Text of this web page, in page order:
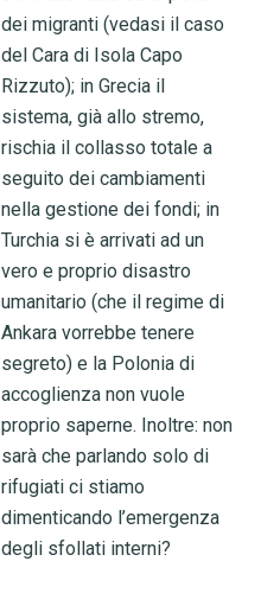
dei migranti (vedasi il caso
del Cara di Isola Capo
Rizzuto); in Grecia il
sistema, già allo stremo,
rischia il collasso totale a
seguito dei cambiamenti
nella gestione dei fondi; in
Turchia si è arrivati ad un
vero e proprio disastro
umanitario (che il regime di
Ankara vorrebbe tenere
segreto) e la Polonia di
accoglienza non vuole
proprio saperne. Inoltre: non
sarà che parlando solo di
rifugiati ci stiamo
dimenticando l’emergenza
degli sfollati interni?